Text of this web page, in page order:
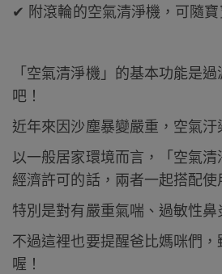
✔ 附滾輪的空氣清淨機，可隨寶
「空氣清淨機」的基本功能是
吧！
近年來因沙塵暴變嚴重，空氣
以一般居家環境而言，「空氣
經濟許可的話，兩者一起搭配使
特別是對有嚴重氣喘、過敏性
不過這裡也要提醒爸比媽咪們
喔！